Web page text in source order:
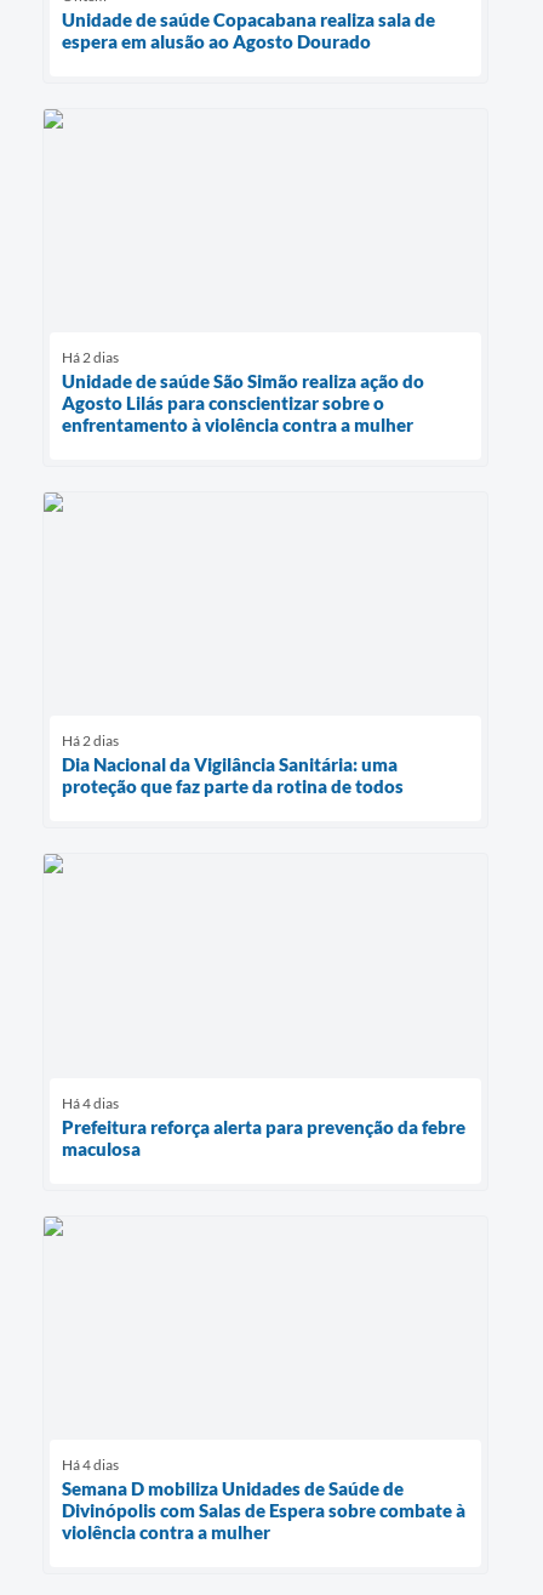
Unidade de saúde Copacabana realiza sala de
espera em alusão ao Agosto Dourado
Há 2 dias
Unidade de saúde São Simão realiza ação do
Agosto Lilás para conscientizar sobre o
enfrentamento à violência contra a mulher
Há 2 dias
Dia Nacional da Vigilância Sanitária: uma
proteção que faz parte da rotina de todos
Há 4 dias
Prefeitura reforça alerta para prevenção da febre
maculosa
Há 4 dias
Semana D mobiliza Unidades de Saúde de
Divinópolis com Salas de Espera sobre combate à
violência contra a mulher